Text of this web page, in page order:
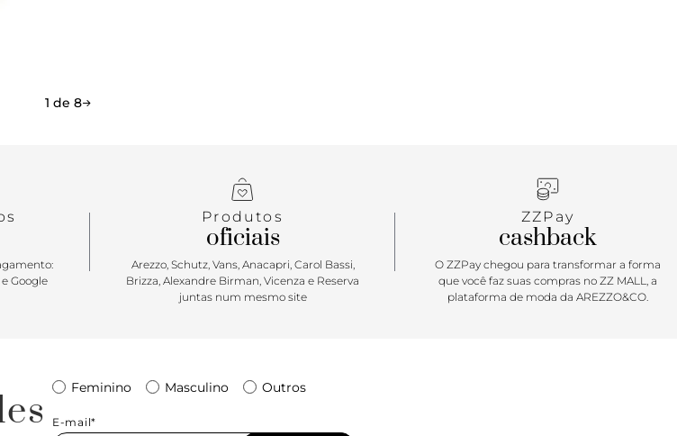
1 de 8
Google
Produtos
oficiais
Arezzo, Schutz, Vans, Anacapri, Carol Bassi,
Brizza, Alexandre Birman, Vicenza e Reserva
juntas num mesmo site
ZZPay
cashback
O ZZPay chegou para transformar a forma
que você faz suas compras no ZZ MALL, a
plataforma de moda da AREZZO&CO.
Feminino Masculino Outros
E-mail*